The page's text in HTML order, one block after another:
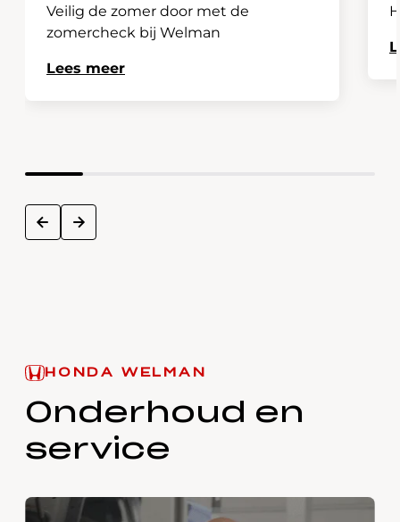
Veilig de zomer door met de
zomercheck bij Welman
Lees meer
prev next
HONDA WELMAN
Onderhoud en
service